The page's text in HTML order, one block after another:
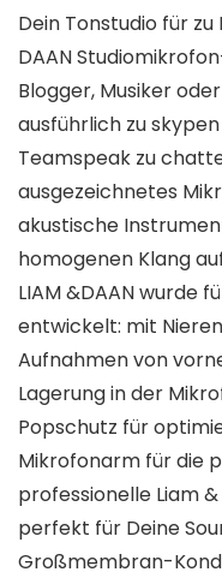
Dein Tonstudio für zu
DAAN
Blogger, Musiker
ausführlich zu
Teamspeak zu
ausgezeichnetes
akustische
homogenen Klang
LIAM &DAAN wurde
entwickelt: mit
Aufnahmen von
Lagerung in der
Popschutz für
Mikrofonarm für die
professionelle Liam
perfekt für Deine
Großmembran-